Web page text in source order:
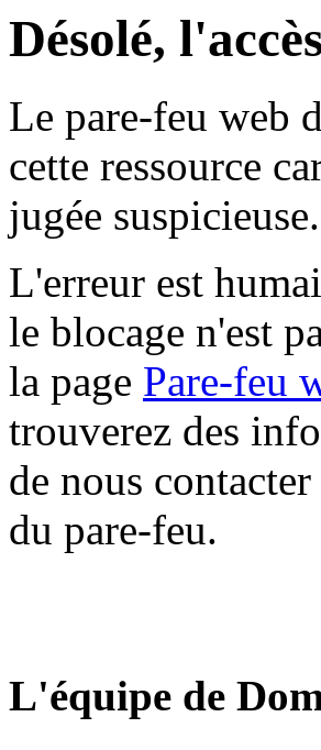
Désolé,
Le pare-feu web
cette ressource
jugée suspicieuse.
L'erreur est
le blocage n'est
la page Pare-feu
trouverez des
de nous
du pare-feu.
L'équipe de